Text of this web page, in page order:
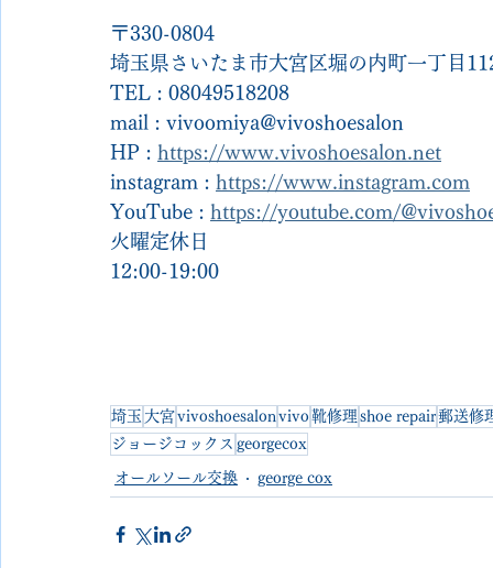
〒330-0804
埼玉県さいたま市大宮区堀の内町一丁目
TEL : 08049518208
mail : vivoomiya@vivoshoesalon
HP : https://www.vivoshoesalon.net
instagram : https://www.instagram.com
YouTube : https://youtube.com/
火曜定休日
12:00-19:00
埼玉 大宮vivoshoesalon vivo靴修理 shoe repair郵送修
ジョージコックス georgecox
オールソール交換 george cox